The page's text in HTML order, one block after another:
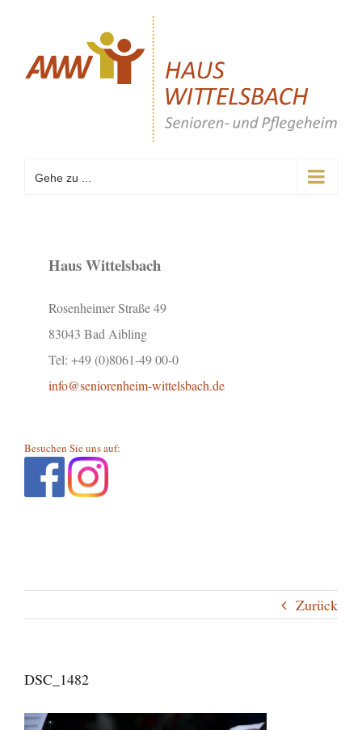
springen
Gehe zu ...
Haus Wittelsbach
Rosenheimer Straße 49
83043 Bad Aibling
Tel: +49 (0)8061-49 00-0
info@seniorenheim-wittelsbach.de
Besuchen Sie uns auf:
Zurück
DSC_1482